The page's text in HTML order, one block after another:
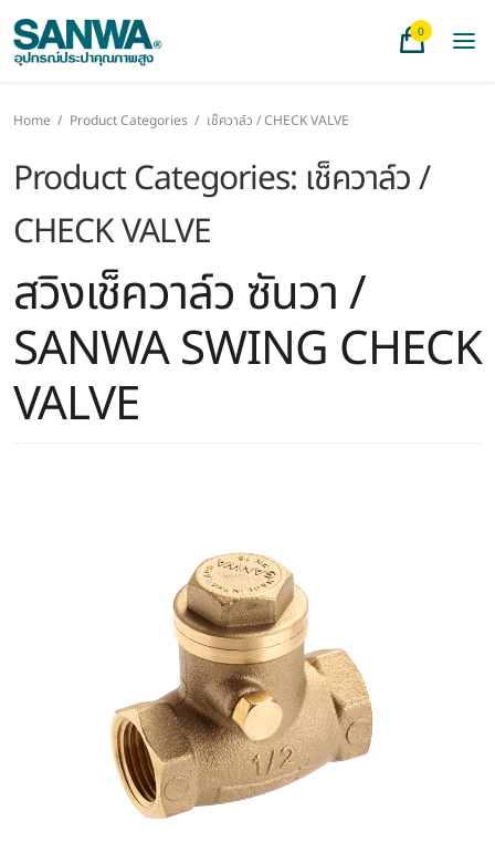
0
Home / Product Categories / เช็ควาล์ว / CHECK VALVE
Product Categories: เช็ควาล์ว /
CHECK VALVE
สวิงเช็ควาล์ว ซันวา /
SANWA SWING CHECK
VALVE